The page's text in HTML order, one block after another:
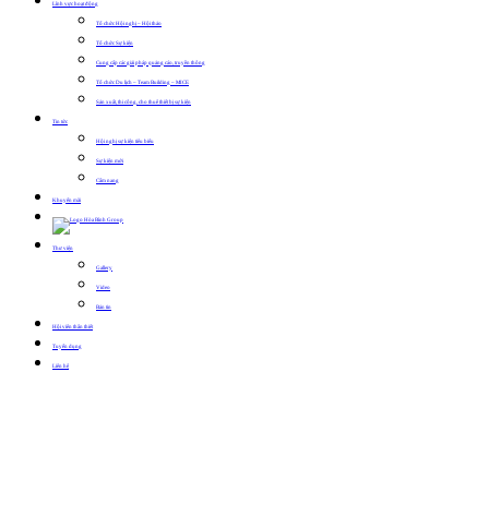
Lĩnh vực hoạt động
Tổ chức Hội nghị – Hội thảo
Tổ chức Sự kiện
Cung cấp các giải pháp quảng cáo, truyền thông
Tổ chức Du lịch – Team Building – MICE
Sản xuất, thi công, cho thuê thiết bị sự kiện
Tin tức
Hội nghị sự kiện tiêu biểu
Sự kiện mới
Cẩm nang
Khuyến mãi
Thư viện
Gallery
Video
Bản tin
Hội viên thân thiết
Tuyển dụng
Liên hệ